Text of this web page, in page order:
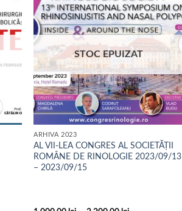
STOC EPUIZAT
ARHIVA 2023
AL VII-LEA CONGRES AL SOCIETĂȚII
ROMÂNE DE RINOLOGIE 2023/09/13
– 2023/09/15